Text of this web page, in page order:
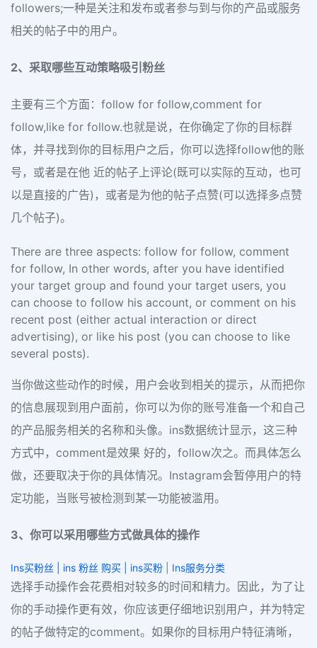
followers;一种是关注和发布或者参与到与你的产品或服务
相关的帖子中的用户。
2、采取哪些互动策略吸引粉丝
主要有三个方面：follow for follow,comment for
follow,like for follow.也就是说，在你确定了你的目标群
体，并寻找到你的目标用户之后，你可以选择follow他的账
号，或者是在他 近的帖子上评论(既可以实际的互动，也可
以是直接的广告)，或者是为他的帖子点赞(可以选择多点赞
几个帖子)。
There are three aspects: follow for follow, comment
for follow, In other words, after you have identified
your target group and found your target users, you
can choose to follow his account, or comment on his
recent post (either actual interaction or direct
advertising), or like his post (you can choose to like
several posts).
当你做这些动作的时候，用户会收到相关的提示，从而把你
的信息展现到用户面前，你可以为你的账号准备一个和自己
的产品服务相关的名称和头像。ins数据统计显示，这三种
方式中，comment是效果 好的，follow次之。而具体怎么
做，还要取决于你的具体情况。Instagram会暂停用户的特
定功能，当账号被检测到某一功能被滥用。
3、你可以采用哪些方式做具体的操作
Ins买粉丝 | ins 粉丝 购买 | ins买粉 Ins服务分类
选择手动操作会花费相对较多的时间和精力。因此，为了让
你的手动操作更有效，你应该更仔细地识别用户，并为特定
的帖子做特定的comment。如果你的目标用户特征清晰，